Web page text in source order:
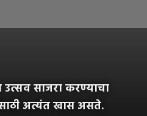
साजरा करण्याचा
अत्यंत खास असते.